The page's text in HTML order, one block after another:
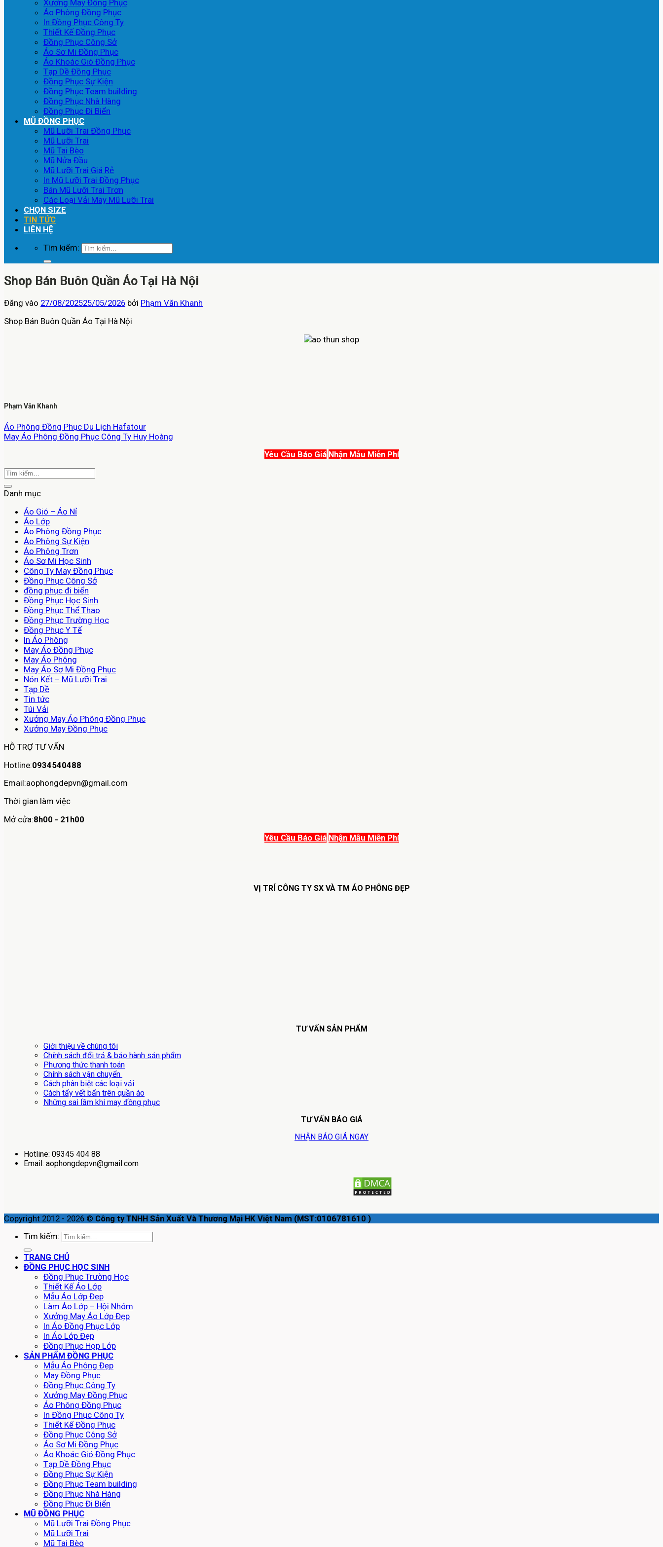
Xưởng May Đồng Phục
Áo Phông Đồng Phục
In Đồng Phục Công Ty
Thiết Kế Đồng Phục
Đồng Phục Công Sở
Áo Sơ Mi Đồng Phục
Áo Khoác Gió Đồng Phục
Tạp Dề Đồng Phục
Đồng Phục Sự Kiện
Đồng Phục Team building
Đồng Phục Nhà Hàng
Đồng Phục Đi Biển
MŨ ĐỒNG PHỤC
Mũ Lưỡi Trai Đồng Phục
Mũ Lưỡi Trai
Mũ Tai Bèo
Mũ Nửa Đầu
Mũ Lưỡi Trai Giá Rẻ
In Mũ Lưỡi Trai Đồng Phục
Bán Mũ Lưỡi Trai Trơn
Các Loại Vải May Mũ Lưỡi Trai
CHỌN SIZE
TIN TỨC
LIÊN HỆ
Tìm kiếm:
Shop Bán Buôn Quần Áo Tại Hà Nội
Đăng vào 27/08/202525/05/2026 bởi Phạm Văn Khanh
Shop Bán Buôn Quần Áo Tại Hà Nội
Phạm Văn Khanh
Áo Phông Đồng Phục Du Lịch Hafatour
May Áo Phông Đồng Phục Công Ty Huy Hoàng
Yêu Cầu Báo Giá Nhận Mẫu Miễn Phí
Danh mục
Áo Gió – Áo Nỉ
Áo Lớp
Áo Phông Đồng Phục
Áo Phông Sự Kiện
Áo Phông Trơn
Áo Sơ Mi Học Sinh
Công Ty May Đồng Phục
Đồng Phục Công Sở
đồng phục đi biển
Đồng Phục Học Sinh
Đồng Phục Thể Thao
Đồng Phục Trường Học
Đồng Phục Y Tế
In Áo Phông
May Áo Đồng Phục
May Áo Phông
May Áo Sơ Mi Đồng Phục
Nón Kết – Mũ Lưỡi Trai
Tạp Dề
Tin tức
Túi Vải
Xưởng May Áo Phông Đồng Phục
Xưởng May Đồng Phục
HỖ TRỢ TƯ VẤN
Hotline:0934540488
Email:aophongdepvn@gmail.com
Thời gian làm việc
Mở cửa:8h00 - 21h00
Yêu Cầu Báo Giá Nhận Mẫu Miễn Phí
VỊ TRÍ CÔNG TY SX VÀ TM ÁO PHÔNG ĐẸP
TƯ VẤN SẢN PHẨM
Giới thiệu về chúng tôi
Chính sách đổi trả & bảo hành sản phẩm
Phương thức thanh toán
Chính sách vận chuyển
Cách phân biệt các loại vải
Cách tẩy vết bẩn trên quần áo
Những sai lầm khi may đồng phục
TƯ VẤN BÁO GIÁ
NHẬN BÁO GIÁ NGAY
Hotline: 09345 404 88
Email: aophongdepvn@gmail.com
Copyright 2012 - 2026 © Công ty TNHH Sản Xuất Và Thương Mại HK Việt Nam (MST:0106781610 )
Tìm kiếm:
TRANG CHỦ
ĐỒNG PHỤC HỌC SINH
Đồng Phục Trường Học
Thiết Kế Áo Lớp
Mẫu Áo Lớp Đẹp
Làm Áo Lớp – Hội Nhóm
Xưởng May Áo Lớp Đẹp
In Áo Đồng Phục Lớp
In Áo Lớp Đẹp
Đồng Phục Họp Lớp
SẢN PHẨM ĐỒNG PHỤC
Mẫu Áo Phông Đẹp
May Đồng Phục
Đồng Phục Công Ty
Xưởng May Đồng Phục
Áo Phông Đồng Phục
In Đồng Phục Công Ty
Thiết Kế Đồng Phục
Đồng Phục Công Sở
Áo Sơ Mi Đồng Phục
Áo Khoác Gió Đồng Phục
Tạp Dề Đồng Phục
Đồng Phục Sự Kiện
Đồng Phục Team building
Đồng Phục Nhà Hàng
Đồng Phục Đi Biển
MŨ ĐỒNG PHỤC
Mũ Lưỡi Trai Đồng Phục
Mũ Lưỡi Trai
Mũ Tai Bèo